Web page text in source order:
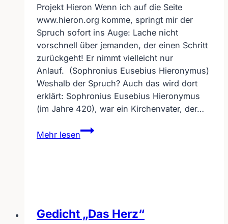
Projekt Hieron Wenn ich auf die Seite
www.hieron.org komme, springt mir der
Spruch sofort ins Auge: Lache nicht
vorschnell über jemanden, der einen Schritt
zurückgeht! Er nimmt vielleicht nur
Anlauf. (Sophronius Eusebius Hieronymus)
Weshalb der Spruch? Auch das wird dort
erklärt: Sophronius Eusebius Hieronymus
(im Jahre 420), war ein Kirchenvater, der…
Mehr lesen
Notruf
für
Hieron
Gedicht „Das Herz“